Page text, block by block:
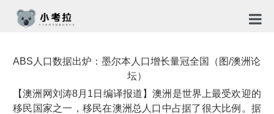
关于
ABS人口数据出炉：墨尔本人口增长量冠全国（图/澳洲论
坛）
【澳洲网刘涛8月1日编译报道】澳洲是世界上最受欢迎的
移民国家之一，移民在澳洲总人口中占据了很大比例。据